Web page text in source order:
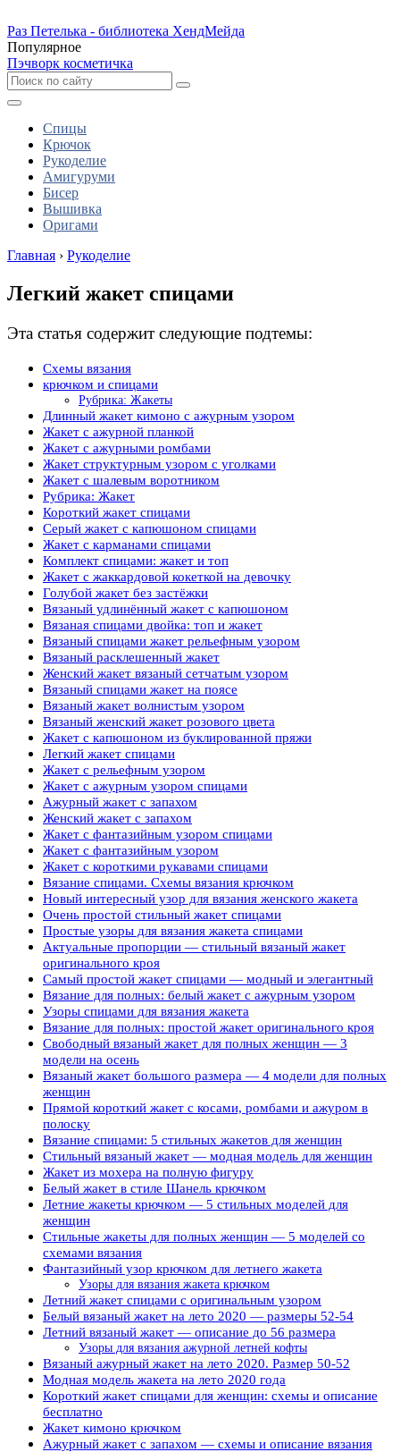
Раз Петелька - библиотека ХендМейда
Популярное
Пэчворк косметичка
Спицы
Крючок
Рукоделие
Амигуруми
Бисер
Вышивка
Оригами
Главная › Рукоделие
Легкий жакет спицами
Эта статья содержит следующие подтемы:
Схемы вязания
крючком и спицами
Рубрика: Жакеты
Длинный жакет кимоно с ажурным узором
Жакет с ажурной планкой
Жакет с ажурными ромбами
Жакет структурным узором с уголками
Жакет с шалевым воротником
Рубрика: Жакет
Короткий жакет спицами
Серый жакет с капюшоном спицами
Жакет с карманами спицами
Комплект спицами: жакет и топ
Жакет с жаккардовой кокеткой на девочку
Голубой жакет без застёжки
Вязаный удлинённый жакет с капюшоном
Вязаная спицами двойка: топ и жакет
Вязаный спицами жакет рельефным узором
Вязаный расклешенный жакет
Женский жакет вязаный сетчатым узором
Вязаный спицами жакет на поясе
Вязаный жакет волнистым узором
Вязаный женский жакет розового цвета
Жакет с капюшоном из буклированной пряжи
Легкий жакет спицами
Жакет с рельефным узором
Жакет с ажурным узором спицами
Ажурный жакет с запахом
Женский жакет с запахом
Жакет с фантазийным узором спицами
Жакет с фантазийным узором
Жакет с короткими рукавами спицами
Вязание спицами. Схемы вязания крючком
Новый интересный узор для вязания женского жакета
Очень простой стильный жакет спицами
Простые узоры для вязания жакета спицами
Актуальные пропорции — стильный вязаный жакет
оригинального кроя
Самый простой жакет спицами — модный и элегантный
Вязание для полных: белый жакет с ажурным узором
Узоры спицами для вязания жакета
Вязание для полных: простой жакет оригинального кроя
Свободный вязаный жакет для полных женщин — 3
модели на осень
Вязаный жакет большого размера — 4 модели для полных
женщин
Прямой короткий жакет с косами, ромбами и ажуром в
полоску
Вязание спицами: 5 стильных жакетов для женщин
Стильный вязаный жакет — модная модель для женщин
Жакет из мохера на полную фигуру
Белый жакет в стиле Шанель крючком
Летние жакеты крючком — 5 стильных моделей для
женщин
Стильные жакеты для полных женщин — 5 моделей со
схемами вязания
Фантазийный узор крючком для летнего жакета
Узоры для вязания жакета крючком
Летний жакет спицами с оригинальным узором
Белый вязаный жакет на лето 2020 — размеры 52-54
Летний вязаный жакет — описание до 56 размера
Узоры для вязания ажурной летней кофты
Вязаный ажурный жакет на лето 2020. Размер 50-52
Модная модель жакета на лето 2020 года
Короткий жакет спицами для женщин: схемы и описание
бесплатно
Жакет кимоно крючком
Ажурный жакет с запахом — схемы и описание вязания